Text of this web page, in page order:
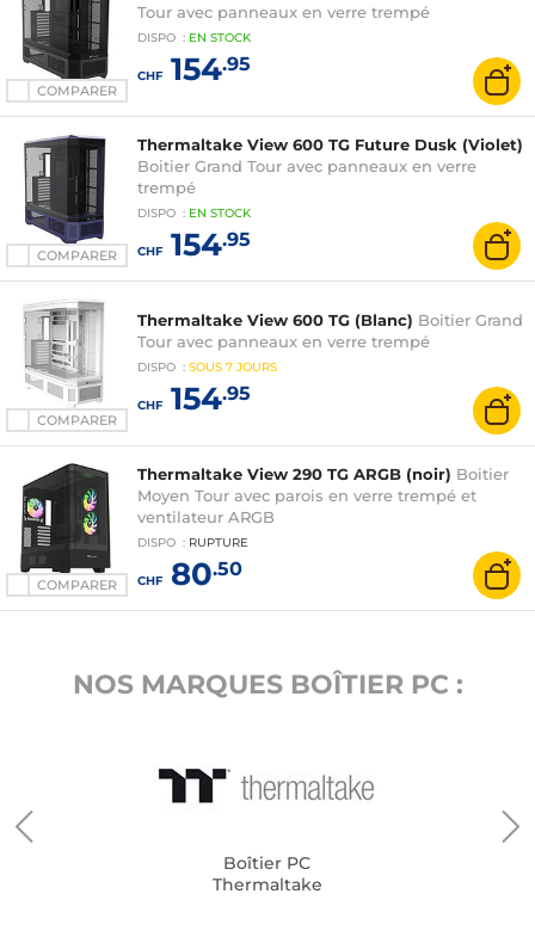
COMPARER
Tour avec panneaux en verre trempé
DISPO : EN STOCK
CHF154.95
COMPARER
Thermaltake View 600 TG Future Dusk (Violet)
Boitier Grand Tour avec panneaux en verre
trempé
DISPO : EN STOCK
CHF154.95
COMPARER
Thermaltake View 600 TG (Blanc) Boitier Grand
Tour avec panneaux en verre trempé
DISPO : SOUS 7 JOURS
CHF154.95
COMPARER
Thermaltake View 290 TG ARGB (noir) Boitier
Moyen Tour avec parois en verre trempé et
ventilateur ARGB
DISPO : RUPTURE
CHF80.50
NOS MARQUES BOÎTIER PC :
Boîtier PC
Thermaltake